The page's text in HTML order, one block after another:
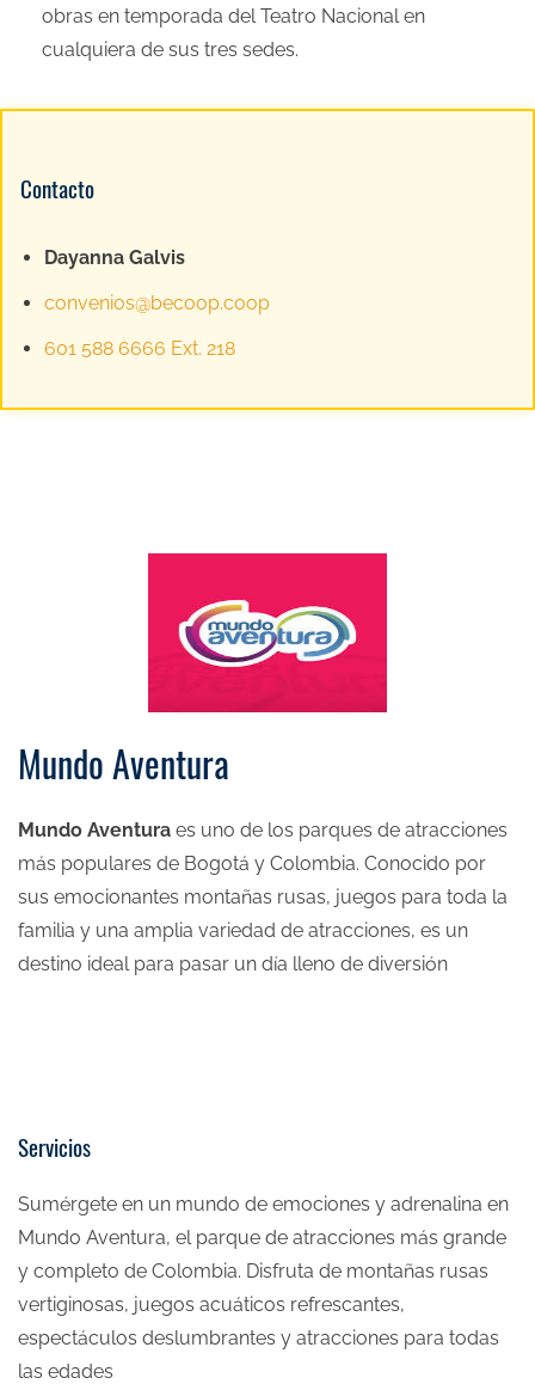
obras en temporada del Teatro Nacional en
cualquiera de sus tres sedes.
Contacto
Dayanna Galvis
convenios@becoop.coop
601 588 6666 Ext. 218
Mundo Aventura
Mundo Aventura es uno de los parques de atracciones
más populares de Bogotá y Colombia. Conocido por
sus emocionantes montañas rusas, juegos para toda la
familia y una amplia variedad de atracciones, es un
destino ideal para pasar un día lleno de diversión
Servicios
Sumérgete en un mundo de emociones y adrenalina en
Mundo Aventura, el parque de atracciones más grande
y completo de Colombia. Disfruta de montañas rusas
vertiginosas, juegos acuáticos refrescantes,
espectáculos deslumbrantes y atracciones para todas
las edades